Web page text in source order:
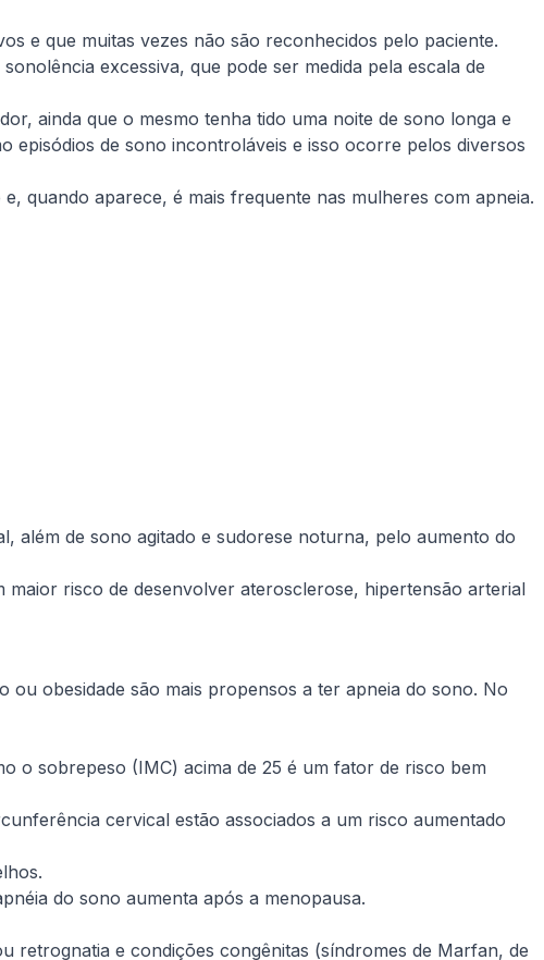
e que muitas vezes não são reconhecidos pelo paciente.
excessiva, que pode ser medida pela escala de
ainda que o mesmo tenha tido uma noite de sono longa e
episódios de sono incontroláveis e isso ocorre pelos diversos
quando aparece, é mais frequente nas mulheres com apneia.
além de sono agitado e sudorese noturna, pelo aumento do
maior risco de desenvolver aterosclerose, hipertensão arterial
obesidade são mais propensos a ter apneia do sono. No
o sobrepeso (IMC) acima de 25 é um fator de risco bem
cervical estão associados a um risco aumentado
do sono aumenta após a menopausa.
retrognatia e condições congênitas (síndromes de Marfan, de